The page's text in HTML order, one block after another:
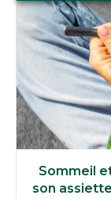
Sommeil
son